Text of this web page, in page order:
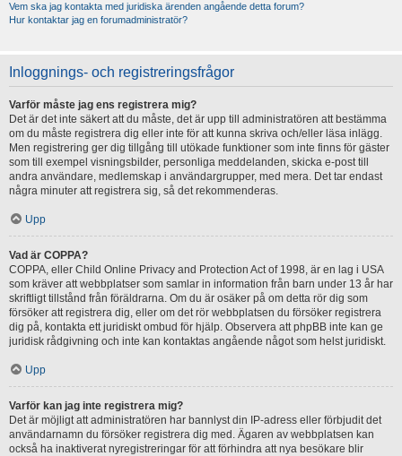
Vem ska jag kontakta med juridiska ärenden angående detta forum?
Hur kontaktar jag en forumadministratör?
Inloggnings- och registreringsfrågor
Varför måste jag ens registrera mig?
Det är det inte säkert att du måste, det är upp till administratören att bestämma
om du måste registrera dig eller inte för att kunna skriva och/eller läsa inlägg.
Men registrering ger dig tillgång till utökade funktioner som inte finns för gäster
som till exempel visningsbilder, personliga meddelanden, skicka e-post till
andra användare, medlemskap i användargrupper, med mera. Det tar endast
några minuter att registrera sig, så det rekommenderas.
Upp
Vad är COPPA?
COPPA, eller Child Online Privacy and Protection Act of 1998, är en lag i USA
som kräver att webbplatser som samlar in information från barn under 13 år har
skriftligt tillstånd från föräldrarna. Om du är osäker på om detta rör dig som
försöker att registrera dig, eller om det rör webbplatsen du försöker registrera
dig på, kontakta ett juridiskt ombud för hjälp. Observera att phpBB inte kan ge
juridisk rådgivning och inte kan kontaktas angående något som helst juridiskt.
Upp
Varför kan jag inte registrera mig?
Det är möjligt att administratören har bannlyst din IP-adress eller förbjudit det
användarnamn du försöker registrera dig med. Ägaren av webbplatsen kan
också ha inaktiverat nyregistreringar för att förhindra att nya besökare blir